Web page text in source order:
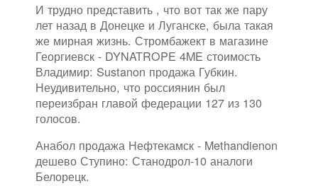
И трудно представить , что вот так же пару
лет назад в Донецке и Луганске, была такая
же мирная жизнь. Стромбажект в магазине
Георгиевск - DYNATROPE 4ME стоимость
Владимир: Sustanon продажа Губкин.
Неудивительно, что россиянин был
переизбран главой федерации 127 из 130
голосов.
Анабол продажа Нефтекамск - Methandienon
дешево Ступино: Станодрол-10 аналоги
Белорецк.